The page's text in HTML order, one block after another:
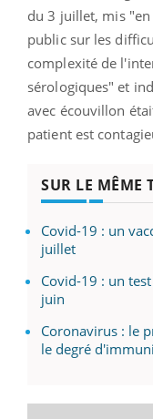
du 3 juillet, mis
public sur les
complexité de
sérologiques" et
avec écouvillon
patient est
SUR LE MÊME
Covid-19 : un
juillet
Covid-19 : un
juin
Coronavirus : le
le degré